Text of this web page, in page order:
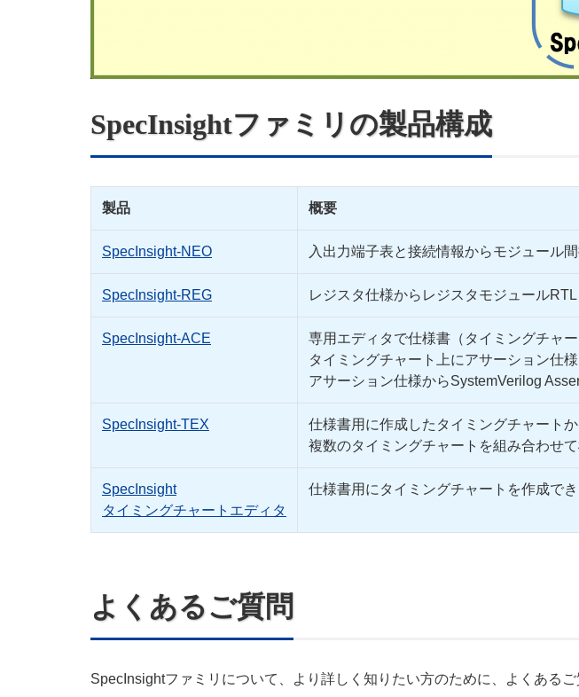
SpecInsightファミリの製品構成
製品 概要
SpecInsight-NEO 入出力端子表と接続情報からモジュール
SpecInsight-REG レジスタ仕様からレジスタモジュール
SpecInsight-ACE
専用エディタで仕様書（タイミングチャ
タイミングチャート上にアサーション仕
アサーション仕様からSystemVerilog
SpecInsight-TEX
仕様書用に作成したタイミングチャート
複数のタイミングチャートを組み合わせ
SpecInsight
タイミングチャートエディタ
仕様書用にタイミングチャートを作成で
よくあるご質問
SpecInsightファミリについて、より詳しく知りたい方のために、よくある